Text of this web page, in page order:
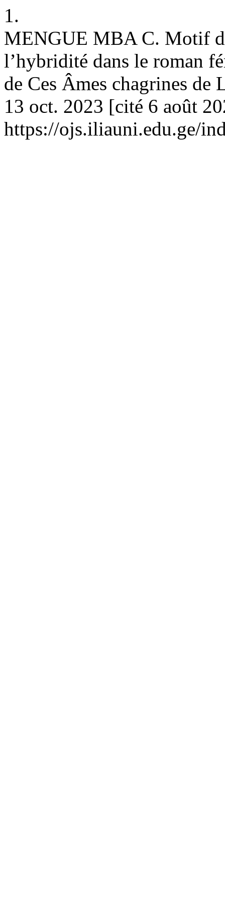
1.
MENGUE MBA C. Motif
l’hybridité dans le roman
de Ces Âmes chagrines
13 oct. 2023 [cité 6 août
https://ojs.iliauni.edu.ge/